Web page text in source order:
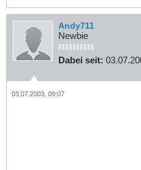
Andy711
Newbie
Dabei seit:
03.07.2003, 09:07